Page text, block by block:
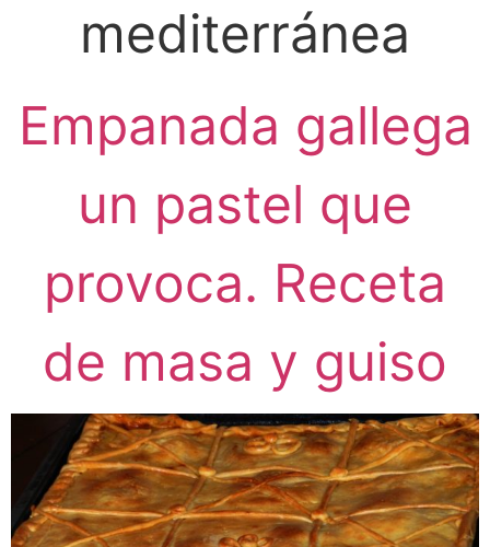
mediterránea
Empanada gallega
un pastel que
provoca. Receta
de masa y guiso